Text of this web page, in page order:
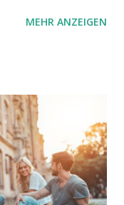
MEHR ANZEIGEN